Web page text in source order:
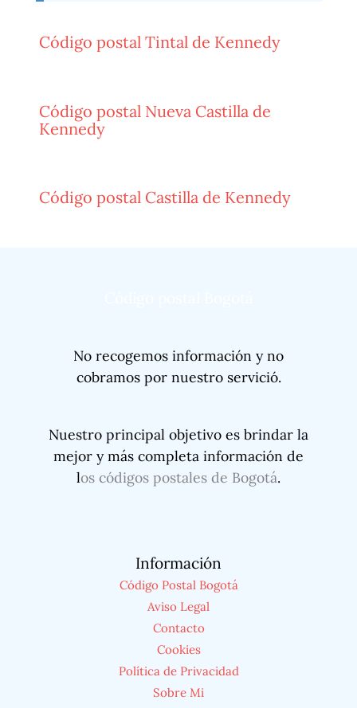
Código postal Tintal de Kennedy
Código postal Nueva Castilla de
Kennedy
Código postal Castilla de Kennedy
No recogemos información y no
cobramos por nuestro servició.
Nuestro principal objetivo es brindar la
mejor y más completa información de
los códigos postales de Bogotá.
Información
Código Postal Bogotá
Aviso Legal
Contacto
Cookies
Política de Privacidad
Sobre Mi